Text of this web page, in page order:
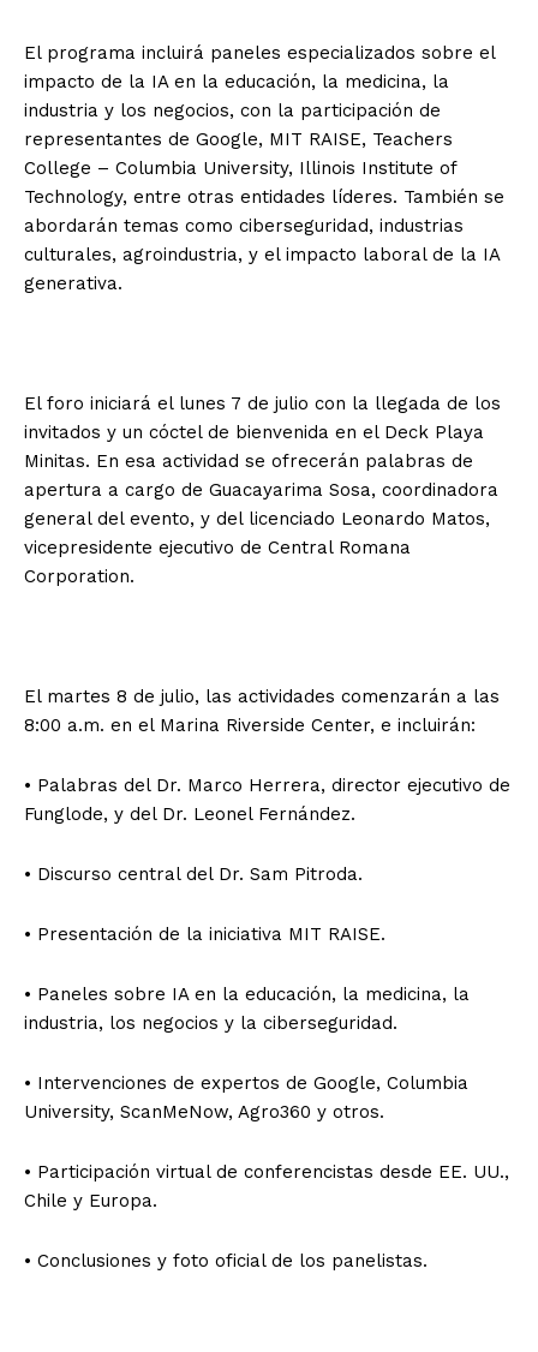
El programa incluirá paneles especializados sobre el
impacto de la IA en la educación, la medicina, la
industria y los negocios, con la participación de
representantes de Google, MIT RAISE, Teachers
College – Columbia University, Illinois Institute of
Technology, entre otras entidades líderes. También se
abordarán temas como ciberseguridad, industrias
culturales, agroindustria, y el impacto laboral de la IA
generativa.
El foro iniciará el lunes 7 de julio con la llegada de los
invitados y un cóctel de bienvenida en el Deck Playa
Minitas. En esa actividad se ofrecerán palabras de
apertura a cargo de Guacayarima Sosa, coordinadora
general del evento, y del licenciado Leonardo Matos,
vicepresidente ejecutivo de Central Romana
Corporation.
El martes 8 de julio, las actividades comenzarán a las
8:00 a.m. en el Marina Riverside Center, e incluirán:
• Palabras del Dr. Marco Herrera, director ejecutivo de
Funglode, y del Dr. Leonel Fernández.
• Discurso central del Dr. Sam Pitroda.
• Presentación de la iniciativa MIT RAISE.
• Paneles sobre IA en la educación, la medicina, la
industria, los negocios y la ciberseguridad.
• Intervenciones de expertos de Google, Columbia
University, ScanMeNow, Agro360 y otros.
• Participación virtual de conferencistas desde EE. UU.,
Chile y Europa.
• Conclusiones y foto oficial de los panelistas.